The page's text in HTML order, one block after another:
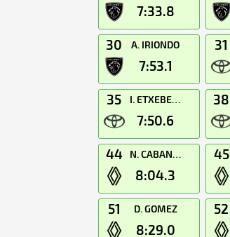
7:33.8
30 A. IRIONDO
7:53.1
31
35 I. ETXEBERRIA
7:50.6
38
44 N. CABANES
8:04.3
45
51 D. GOMEZ
8:29.0
52